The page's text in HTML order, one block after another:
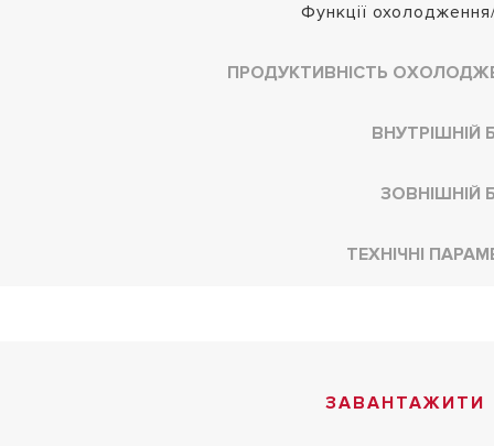
Функції охолодження/
ПРОДУКТИВНІСТЬ
ВНУТРІШНІЙ
ЗОВНІШНІЙ
ТЕХНІЧНІ
ЗАВАНТАЖИТИ